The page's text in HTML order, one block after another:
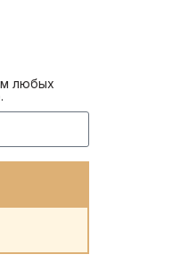
любых